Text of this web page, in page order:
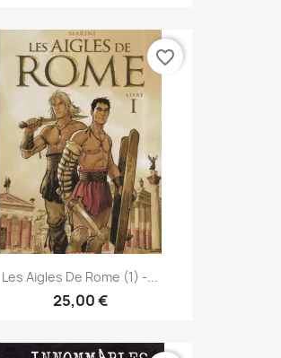
Les Aigles De Rome (1) -...
25,00 €
favorite_border